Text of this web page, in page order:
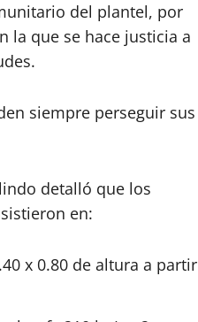
del plantel, por
la que se hace justicia a
siempre perseguir sus
detalló que los
en:
x 0.80 de altura a partir